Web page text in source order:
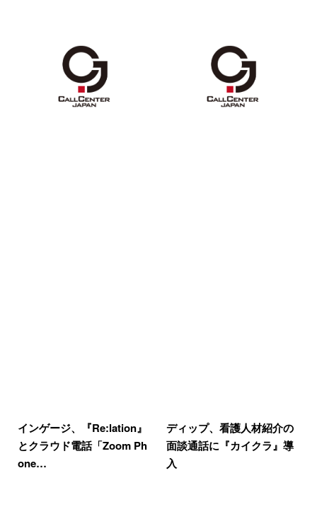
インゲージ、『Re:lation』
とクラウド電話「Zoom Ph
one…
ディップ、看護人材紹介の
面談通話に『カイクラ』導
入